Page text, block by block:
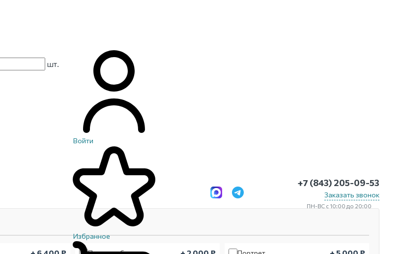
Войти
Избранное
+7 (843) 205-09-53
Заказать звонок
ПН-ВС с 10:00 до 20:00
шт.